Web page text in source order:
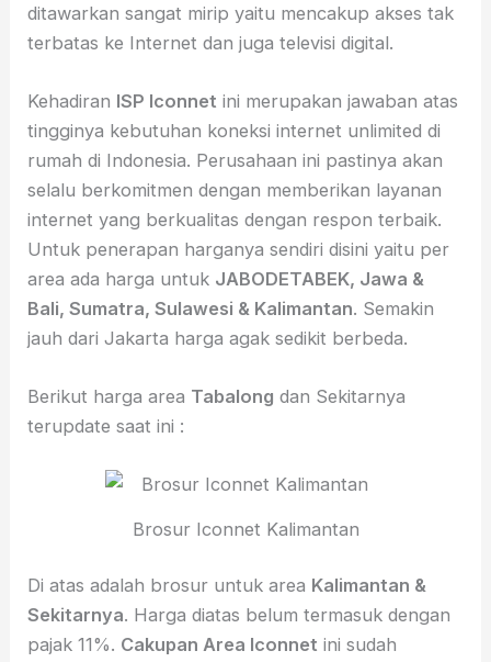
ditawarkan sangat mirip yaitu mencakup akses tak
terbatas ke Internet dan juga televisi digital.
Kehadiran ISP Iconnet ini merupakan jawaban atas
tingginya kebutuhan koneksi internet unlimited di
rumah di Indonesia. Perusahaan ini pastinya akan
selalu berkomitmen dengan memberikan layanan
internet yang berkualitas dengan respon terbaik.
Untuk penerapan harganya sendiri disini yaitu per
area ada harga untuk JABODETABEK, Jawa &
Bali, Sumatra, Sulawesi & Kalimantan. Semakin
jauh dari Jakarta harga agak sedikit berbeda.
Berikut harga area Tabalong dan Sekitarnya
terupdate saat ini :
Brosur Iconnet Kalimantan
Di atas adalah brosur untuk area Kalimantan &
Sekitarnya. Harga diatas belum termasuk dengan
pajak 11%. Cakupan Area Iconnet ini sudah